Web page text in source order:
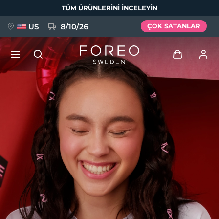
TÜM ÜRÜNLERINI INCELEYIN
US 8/10/26 ÇOK SATANLAR
Kullanici profi̇li̇
Cihazlarım
Siparişlerim
Adresim
Aboneliklerim
FAQ™ Pure Beauty-Tech Elixir
BREAKING NEWS
issa™ Teeth Whitening Set
Dil Seçimi
English Deutsch
Español
Français
Italiano
Português
Polski
Svenska
Русский
Türkçe
简体中文 繁體中文